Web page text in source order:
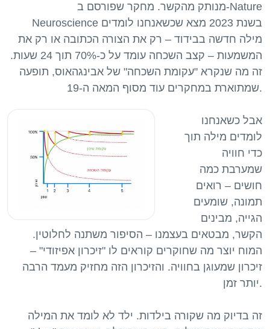
מנותק מהקשר. מחקר שפורסם ב-Nature
Neuroscience בשנת 2023 מצא שכשאנחנו לומדים
מילה חדשה בבידוד – רק את הצורה הכתובה או רק את
המשמעות – קצב השכחה עומד על כ-70% תוך 24 שעות.
זה מה שנקרא "עקומת השכחה" של אבינגהאוס, תופעה
אבל כשאנחנו
לומדים מילה תוך
כדי חוויה
שמערבת כמה
חושים – רואים
תמונה, שומעים
הגייה, מבינים
הקשר, מבטאים בעצמנו – הסיפור משתנה לחלוטין.
המוח יוצר מה שחוקרים קוראים לו "זיכרון אפיזודי" –
זיכרון שמעוגן בחוויה. והזיכרון הזה מחזיק מעמד הרבה
יותר זמן.
זה בדיוק מה שקורה בילדות. ילד לא לומד את המילה